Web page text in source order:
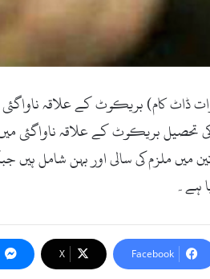
ڈاٹ کام) بریکوٹ کے علاقہ ناواگئی
تحصیل بریکوٹ کے علاقہ ناواگئی
میں ملزم کی سالی اور بہن شامل ہیں
ہے۔
Facebook
X